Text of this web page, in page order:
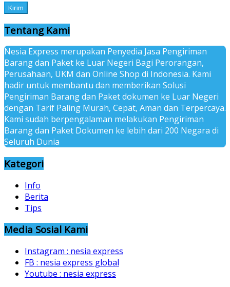
Tentang Kami
Nesia Express merupakan Penyedia Jasa Pengiriman
Barang dan Paket ke Luar Negeri Bagi Perorangan,
Perusahaan, UKM dan Online Shop di Indonesia. Kami
hadir untuk membantu dan memberikan Solusi
Pengiriman Barang dan Paket dokumen ke Luar Negeri
dengan Tarif Paling Murah, Cepat, Aman dan Terpercaya.
Kami sudah berpengalaman melakukan Pengiriman
Barang dan Paket Dokumen ke lebih dari 200 Negara di
Seluruh Dunia
Kategori
Info
Berita
Tips
Media Sosial Kami
Instagram : nesia express
FB : nesia express global
Youtube : nesia express